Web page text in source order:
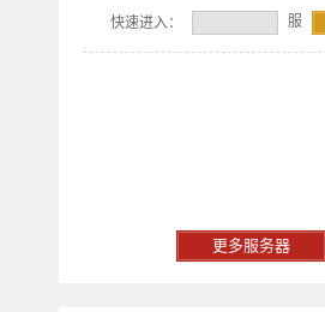
快速进入： 服
更多服务器